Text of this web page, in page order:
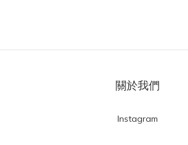
關於我們
Instagram